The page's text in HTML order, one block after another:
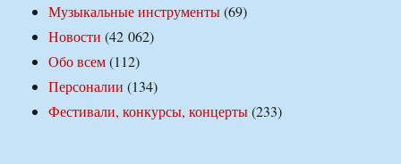
Музыкальные инструменты(69)
Новости (42 062)
Обо всем(112)
Персоналии (134)
Фестивали, конкурсы, концерты(233)